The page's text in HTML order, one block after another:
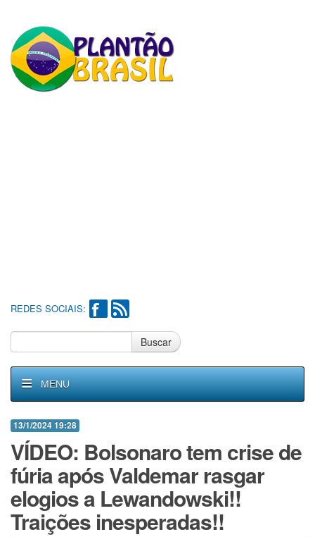
REDES SOCIAIS:
Buscar
MENU
13/1/2024 19:28
VÍDEO: Bolsonaro tem crise de
fúria após Valdemar rasgar
elogios a Lewandowski!!
Traições inesperadas!!